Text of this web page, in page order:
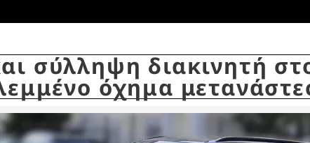
σύλληψη διακινητή
όχημα